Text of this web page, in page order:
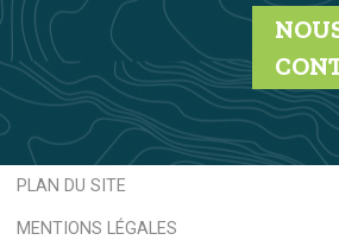
PLAN DU SITE
MENTIONS LÉGALES